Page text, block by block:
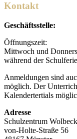
Kontakt
Geschäftsstelle:
Öffnungszeit:
Mittwoch und
während der
Anmeldungen sind
möglich. Der
Kalendertertials
Adresse
Schulzentrum Wolbeck
von-Holte-Straße 56